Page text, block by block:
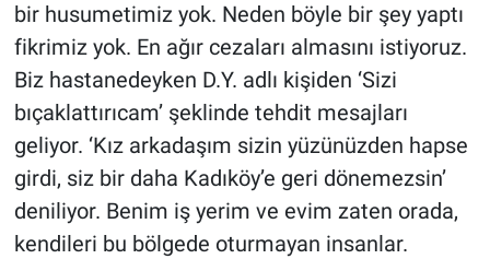
bir husumetimiz yok. Neden böyle bir şey yaptı
fikrimiz yok. En ağır cezaları almasını istiyoruz.
Biz hastanedeyken D.Y. adlı kişiden ‘Sizi
bıçaklattırıcam’ şeklinde tehdit mesajları
geliyor. ‘Kız arkadaşım sizin yüzünüzden hapse
girdi, siz bir daha Kadıköy’e geri dönemezsin’
deniliyor. Benim iş yerim ve evim zaten orada,
kendileri bu bölgede oturmayan insanlar.